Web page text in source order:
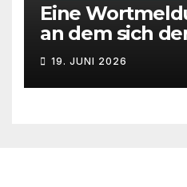
Eine
an dem sich
Deutschlands
1941 zum 85.
19. JUNI 2026